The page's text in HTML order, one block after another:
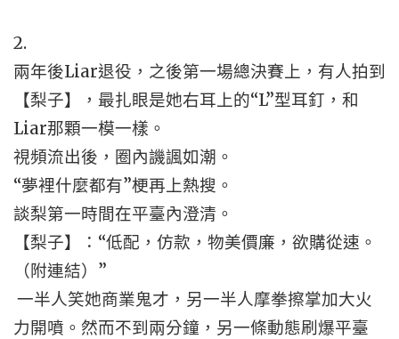
2.
兩年後Liar退役，之後第一場總決賽上，有人拍到
【梨子】，最扎眼是她右耳上的“L”型耳釘，和
Liar那顆一模一樣。
視頻流出後，圈內譏諷如潮。
“夢裡什麼都有”梗再上熱搜。
談梨第一時間在平臺內澄清。
【梨子】：“低配，仿款，物美價廉，欲購從速。
（附連結）”
一半人笑她商業鬼才，另一半人摩拳擦掌加大火
力開噴。然而不到兩分鐘，另一條動態刷爆平臺